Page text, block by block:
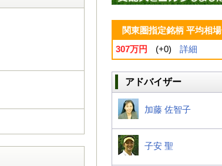
関東圏指定銘柄 平均相場
307万円
(+0) 詳細
アドバイザー
加藤 佐智子
子安 聖